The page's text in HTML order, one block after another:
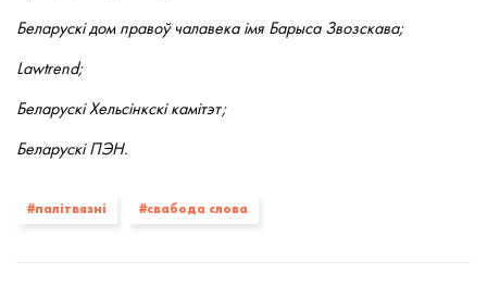
Беларускі дом правоў чалавека імя Барыса Звозскава;
Lawtrend;
Беларускі Хельсінкскі камітэт;
Беларускі ПЭН.
#палiтвязнi #свабода слова